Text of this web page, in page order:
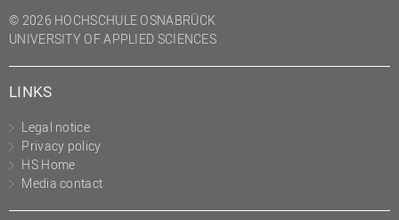
(PMO)
Prozessmanagement
Studierendensekretariat
Studium und Lehre
Transfer- und
Innovationsmanagement
© 2026 HOCHSCHULE OSNABRÜCK
UNIVERSITY OF APPLIED SCIENCES
LINKS
Legal notice
Privacy policy
HS Home
Media contact